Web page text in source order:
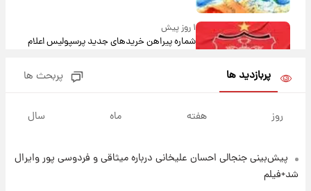
۱ روز پیش
شماره پیراهن خریدهای جدید پرسپولیس اعلام
شد+فیلم
۱ روز پیش
پربازدید ها پربحث ها
روز هفته ماه سال
پیش‌بینی جنجالی احسان علیخانی درباره میثاقی و فردوسی پور وایرال
شد+فیلم